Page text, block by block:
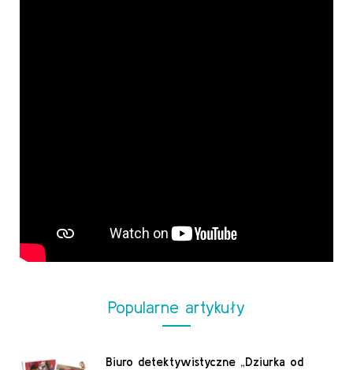
Popularne artykuły
Biuro detektywistyczne „Dziurka od